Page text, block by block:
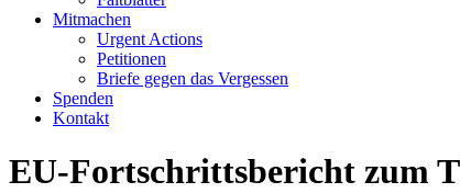
Mitmachen
Urgent Actions
Petitionen
Briefe gegen das Vergessen
Spenden
Kontakt
EU-Fortschrittsbericht zum